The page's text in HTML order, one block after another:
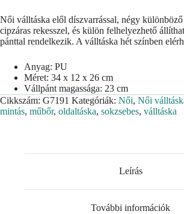
Női válltáska elől díszvarrással, négy
cipzáras rekesszel, és külön felhelyezhető
pánttal rendelkezik. A válltáska hét színben
Anyag: PU
Méret: 34 x 12 x 26 cm
Vállpánt magassága: 23 cm
Cikkszám: G7191 Kategóriák: Női, Női
mintás, műbőr, oldaltáska, sokzsebes, válltáska
Leírás
További információk